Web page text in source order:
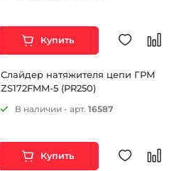
Купить
Слайдер натяжителя цепи ГРМ
ZS172FMM-5 (PR250)
В наличии - арт.16587
Купить